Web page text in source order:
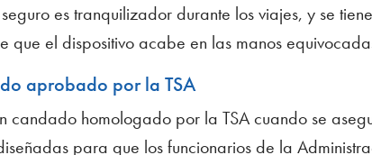
es tranquilizador durante los viajes, y se
que el dispositivo acabe en las manos
aprobado por la TSA
candado homologado por la TSA cuando se
para que los funcionarios de la